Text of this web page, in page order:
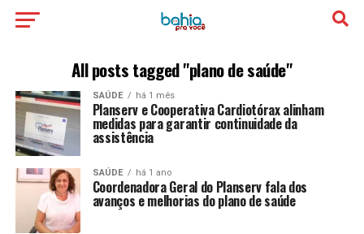
All posts tagged "plano de saúde"
SAÚDE há 1 mês
Planserv e Cooperativa Cardiotórax alinham
medidas para garantir continuidade da
assistência
SAÚDE há 1 ano
Coordenadora Geral do Planserv fala dos
avanços e melhorias do plano de saúde